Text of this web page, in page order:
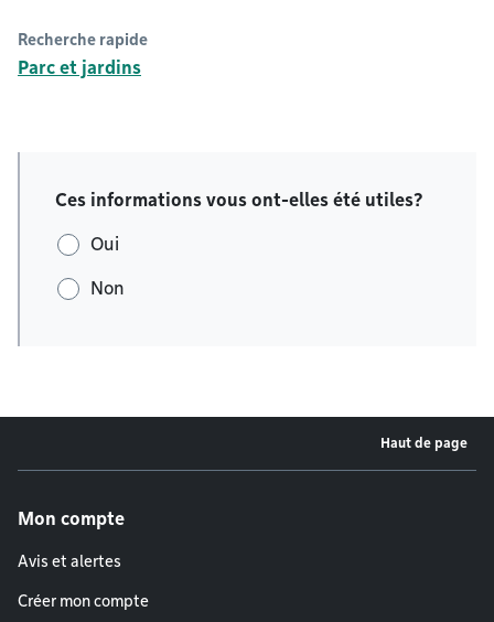
Recherche rapide
Parc et jardins
Ces informations vous ont-elles été utiles?
Oui
Non
Haut de page
Mon compte
Avis et alertes
Créer mon compte